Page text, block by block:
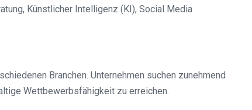
Künstlicher Intelligenz (KI), Social Media
Branchen. Unternehmen suchen zunehmend
Wettbewerbsfähigkeit zu erreichen.